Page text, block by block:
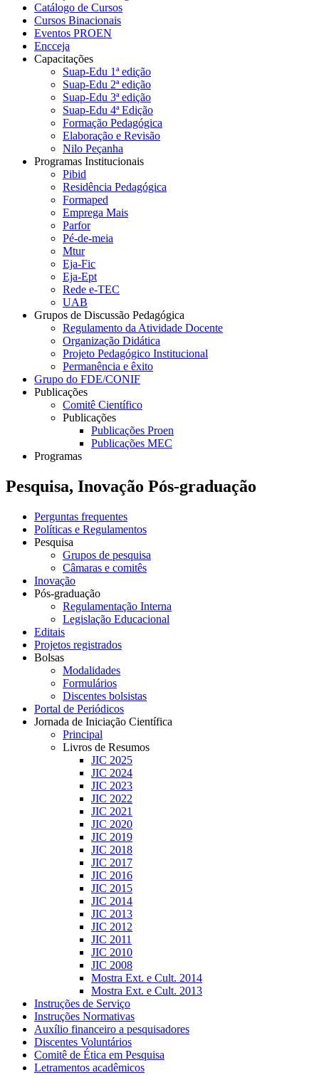
Catálogo de Cursos
Cursos Binacionais
Eventos PROEN
Encceja
Capacitações
Suap-Edu 1ª edição
Suap-Edu 2ª edição
Suap-Edu 3ª edição
Suap-Edu 4ª Edição
Formação Pedagógica
Elaboração e Revisão
Nilo Peçanha
Programas Institucionais
Pibid
Residência Pedagógica
Formaped
Emprega Mais
Parfor
Pé-de-meia
Mtur
Eja-Fic
Eja-Ept
Rede e-TEC
UAB
Grupos de Discussão Pedagógica
Regulamento da Atividade Docente
Organização Didática
Projeto Pedagógico Institucional
Permanência e êxito
Grupo do FDE/CONIF
Publicações
Comitê Científico
Publicações
Publicações Proen
Publicações MEC
Programas
Pesquisa, Inovação Pós-graduação
Perguntas frequentes
Políticas e Regulamentos
Pesquisa
Grupos de pesquisa
Câmaras e comitês
Inovação
Pós-graduação
Regulamentação Interna
Legislação Educacional
Editais
Projetos registrados
Bolsas
Modalidades
Formulários
Discentes bolsistas
Portal de Periódicos
Jornada de Iniciação Científica
Principal
Livros de Resumos
JIC 2025
JIC 2024
JIC 2023
JIC 2022
JIC 2021
JIC 2020
JIC 2019
JIC 2018
JIC 2017
JIC 2016
JIC 2015
JIC 2014
JIC 2013
JIC 2012
JIC 2011
JIC 2010
JIC 2008
Mostra Ext. e Cult. 2014
Mostra Ext. e Cult. 2013
Instruções de Serviço
Instruções Normativas
Auxílio financeiro a pesquisadores
Discentes Voluntários
Comitê de Ética em Pesquisa
Letramentos acadêmicos